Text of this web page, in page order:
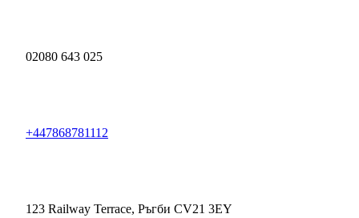
02080 643 025
+447868781112
123 Railway Terrace, Ръгби CV21 3EY